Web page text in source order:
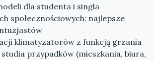
dla studenta i singla
społecznościowych: najlepsze
klimatyzatorów z funkcją grzania
przypadków (mieszkania, biura,